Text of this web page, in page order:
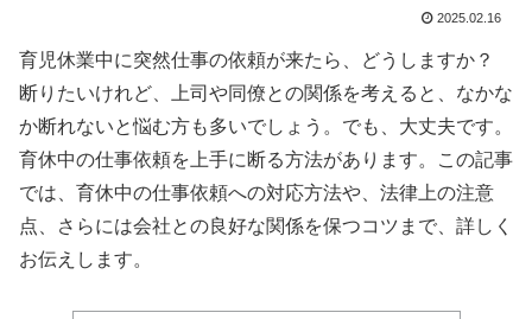
2025.02.16
育児休業中に突然仕事の依頼が来たら、どうしますか？
断りたいけれど、上司や同僚との関係を考えると、なかな
か断れないと悩む方も多いでしょう。でも、大丈夫です。
育休中の仕事依頼を上手に断る方法があります。この記事
では、育休中の仕事依頼への対応方法や、法律上の注意
点、さらには会社との良好な関係を保つコツまで、詳しく
お伝えします。